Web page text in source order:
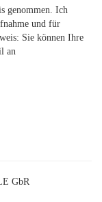
genommen. Ich
und für
Sie können Ihre
an
GbR